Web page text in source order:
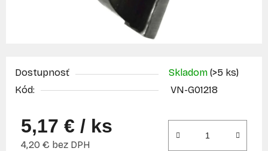
Dostupnosť Skladom (>5 ks)
Kód:
VN-G01218
5,17 € / ks
4,20 € bez DPH